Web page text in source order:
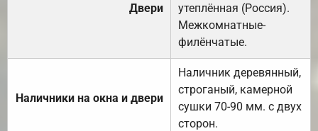
Двери
утеплённая (Россия).
Межкомнатные-
филёнчатые.
Наличники на окна и двери
Наличник деревянный,
строганый, камерной
сушки 70-90 мм. с двух
сторон.